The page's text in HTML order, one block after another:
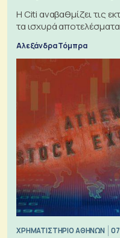
Η Citi αναβαθμίζει τις
τα ισχυρά
Αλεξάνδρα Τόμπρα
XΡΗΜΑΤΙΣΤΗΡΙΟ ΑΘΗΝΩΝ